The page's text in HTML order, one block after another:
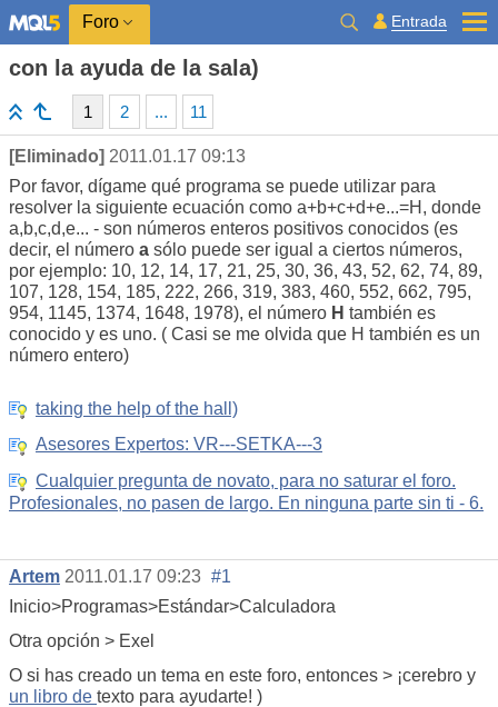
Foro Entrada
con la ayuda de la sala)
1 2 ... 11
[Eliminado] 2011.01.17 09:13
Por favor, dígame qué programa se puede utilizar para
resolver la siguiente ecuación como a+b+c+d+e...=H, donde
a,b,c,d,e... - son números enteros positivos conocidos (es
decir, el número a sólo puede ser igual a ciertos números,
por ejemplo: 10, 12, 14, 17, 21, 25, 30, 36, 43, 52, 62, 74, 89,
107, 128, 154, 185, 222, 266, 319, 383, 460, 552, 662, 795,
954, 1145, 1374, 1648, 1978), el número H también es
conocido y es uno. ( Casi se me olvida que H también es un
número entero)
taking the help of the hall)
Asesores Expertos: VR---SETKA---3
Cualquier pregunta de novato, para no saturar el foro.
Profesionales, no pasen de largo. En ninguna parte sin ti - 6.
Artem 2011.01.17 09:23 #1
Inicio>Programas>Estándar>Calculadora
Otra opción > Exel
O si has creado un tema en este foro, entonces > ¡cerebro y
un libro de texto para ayudarte! )